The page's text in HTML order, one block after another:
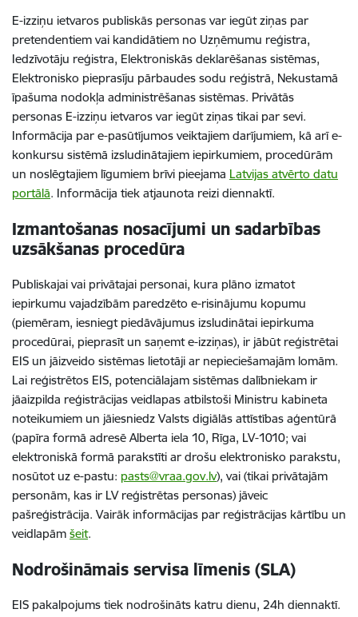
E-izziņu ietvaros publiskās personas var iegūt ziņas par
pretendentiem vai kandidātiem no Uzņēmumu reģistra,
Iedzīvotāju reģistra, Elektroniskās deklarēšanas sistēmas,
Elektronisko pieprasīju pārbaudes sodu reģistrā, Nekustamā
īpašuma nodokļa administrēšanas sistēmas. Privātās
personas E-izziņu ietvaros var iegūt ziņas tikai par sevi.
Informācija par e-pasūtījumos veiktajiem darījumiem, kā arī e-
konkursu sistēmā izsludinātajiem iepirkumiem, procedūrām
un noslēgtajiem līgumiem brīvi pieejama Latvijas atvērto datu
portālā. Informācija tiek atjaunota reizi diennaktī.
Izmantošanas nosacījumi un sadarbības
uzsākšanas procedūra
Publiskajai vai privātajai personai, kura plāno izmatot
iepirkumu vajadzībām paredzēto e-risinājumu kopumu
(piemēram, iesniegt piedāvājumus izsludinātai iepirkuma
procedūrai, pieprasīt un saņemt e-izziņas), ir jābūt reģistrētai
EIS un jāizveido sistēmas lietotāji ar nepieciešamajām lomām.
Lai reģistrētos EIS, potenciālajam sistēmas dalībniekam ir
jāaizpilda reģistrācijas veidlapas atbilstoši Ministru kabineta
noteikumiem un jāiesniedz Valsts digiālās attīstības aģentūrā
(papīra formā adresē Alberta iela 10, Rīga, LV-1010; vai
elektroniskā formā parakstīti ar drošu elektronisko parakstu,
nosūtot uz e-pastu: pasts@vraa.gov.lv), vai (tikai privātajām
personām, kas ir LV reģistrētas personas) jāveic
pašreģistrācija. Vairāk informācijas par reģistrācijas kārtību un
veidlapām šeit.
Nodrošināmais servisa līmenis (SLA)
EIS pakalpojums tiek nodrošināts katru dienu, 24h diennaktī.